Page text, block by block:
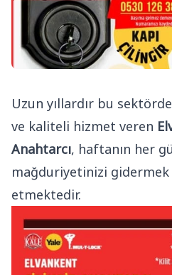
Uzun yıllardır bu
ve kaliteli hizmet veren
Anahtarcı, haftanın her
mağduriyetinizi gidermek
etmektedir.